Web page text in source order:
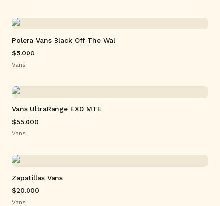
Polera Vans Black Off The Wal
$5.000
Vans
Vans UltraRange EXO MTE
$55.000
Vans
Zapatillas Vans
$20.000
Vans